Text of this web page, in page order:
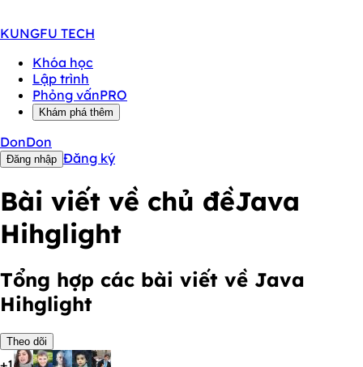
KUNGFU TECH
Khóa học
Lập trình
Phỏng vấnPRO
Khám phá thêm
DonDon
Đăng nhập Đăng ký
Bài viết về chủ đềJava
Hihglight
Tổng hợp các bài viết về Java
Hihglight
Theo dõi